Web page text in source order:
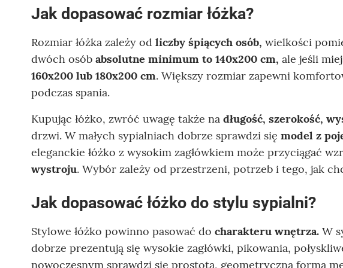
Jak dopasować rozmiar łóżka?
Rozmiar łóżka zależy od liczby śpiących osób, wielkości
dwóch osób absolutne minimum to 140x200 cm, ale jeśli
160x200 lub 180x200 cm. Większy rozmiar zapewni
podczas spania.
Kupując łóżko, zwróć uwagę także na długość, szerokość,
drzwi. W małych sypialniach dobrze sprawdzi się model z
eleganckie łóżko z wysokim zagłówkiem może przyciągać
wystroju. Wybór zależy od przestrzeni, potrzeb i tego, jak
Jak dopasować łóżko do stylu sypialni?
Stylowe łóżko powinno pasować do charakteru wnętrza. W
dobrze prezentują się wysokie zagłówki, pikowania,
nowoczesnym sprawdzi się prostota, geometryczna forma